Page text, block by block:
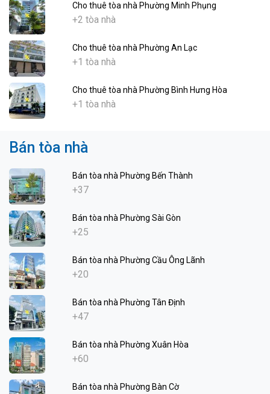
Cho thuê tòa nhà Phường Minh Phụng
+2 tòa nhà
Cho thuê tòa nhà Phường An Lạc
+1 tòa nhà
Cho thuê tòa nhà Phường Bình Hưng Hòa
+1 tòa nhà
Bán tòa nhà
Bán tòa nhà Phường Bến Thành
+37
Bán tòa nhà Phường Sài Gòn
+25
Bán tòa nhà Phường Cầu Ông Lãnh
+20
Bán tòa nhà Phường Tân Định
+47
Bán tòa nhà Phường Xuân Hòa
+60
Bán tòa nhà Phường Bàn Cờ